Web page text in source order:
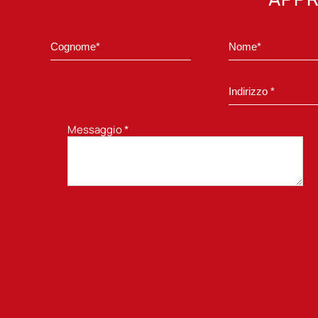
Messaggio*